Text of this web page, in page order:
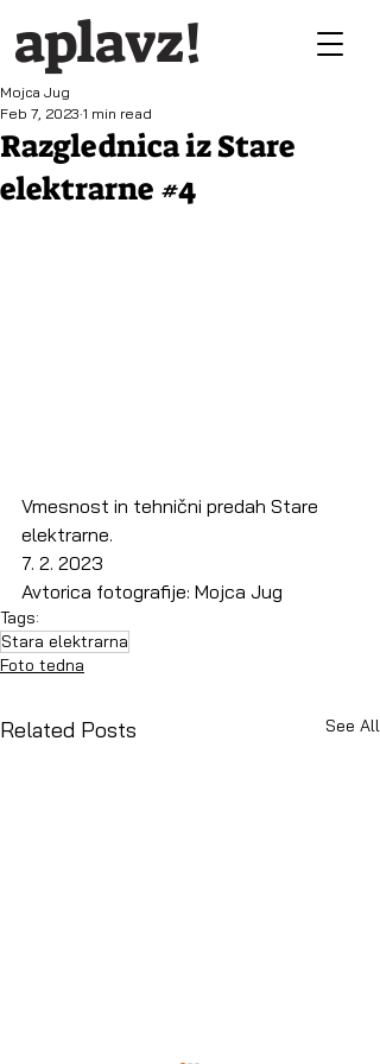
aplavz!
Razglednica iz Stare
elektrarne #4
Mojca Jug
Feb 7, 2023 1 min read
Vmesnost in tehnični predah Stare
elektrarne.
7. 2. 2023
Avtorica fotografije: Mojca Jug
Tags:
Stara elektrarna
Foto tedna
Related Posts See All